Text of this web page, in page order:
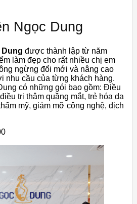
Ngọc Dung
Dung được thành lập từ năm
làm đẹp cho rất nhiều chị em
ngừng đổi mới và nâng cao
nhu cầu của từng khách hàng.
có những gói bao gồm: Điều
trị thâm quầng mắt, trẻ hóa da
mỹ, giảm mỡ công nghệ, dịch